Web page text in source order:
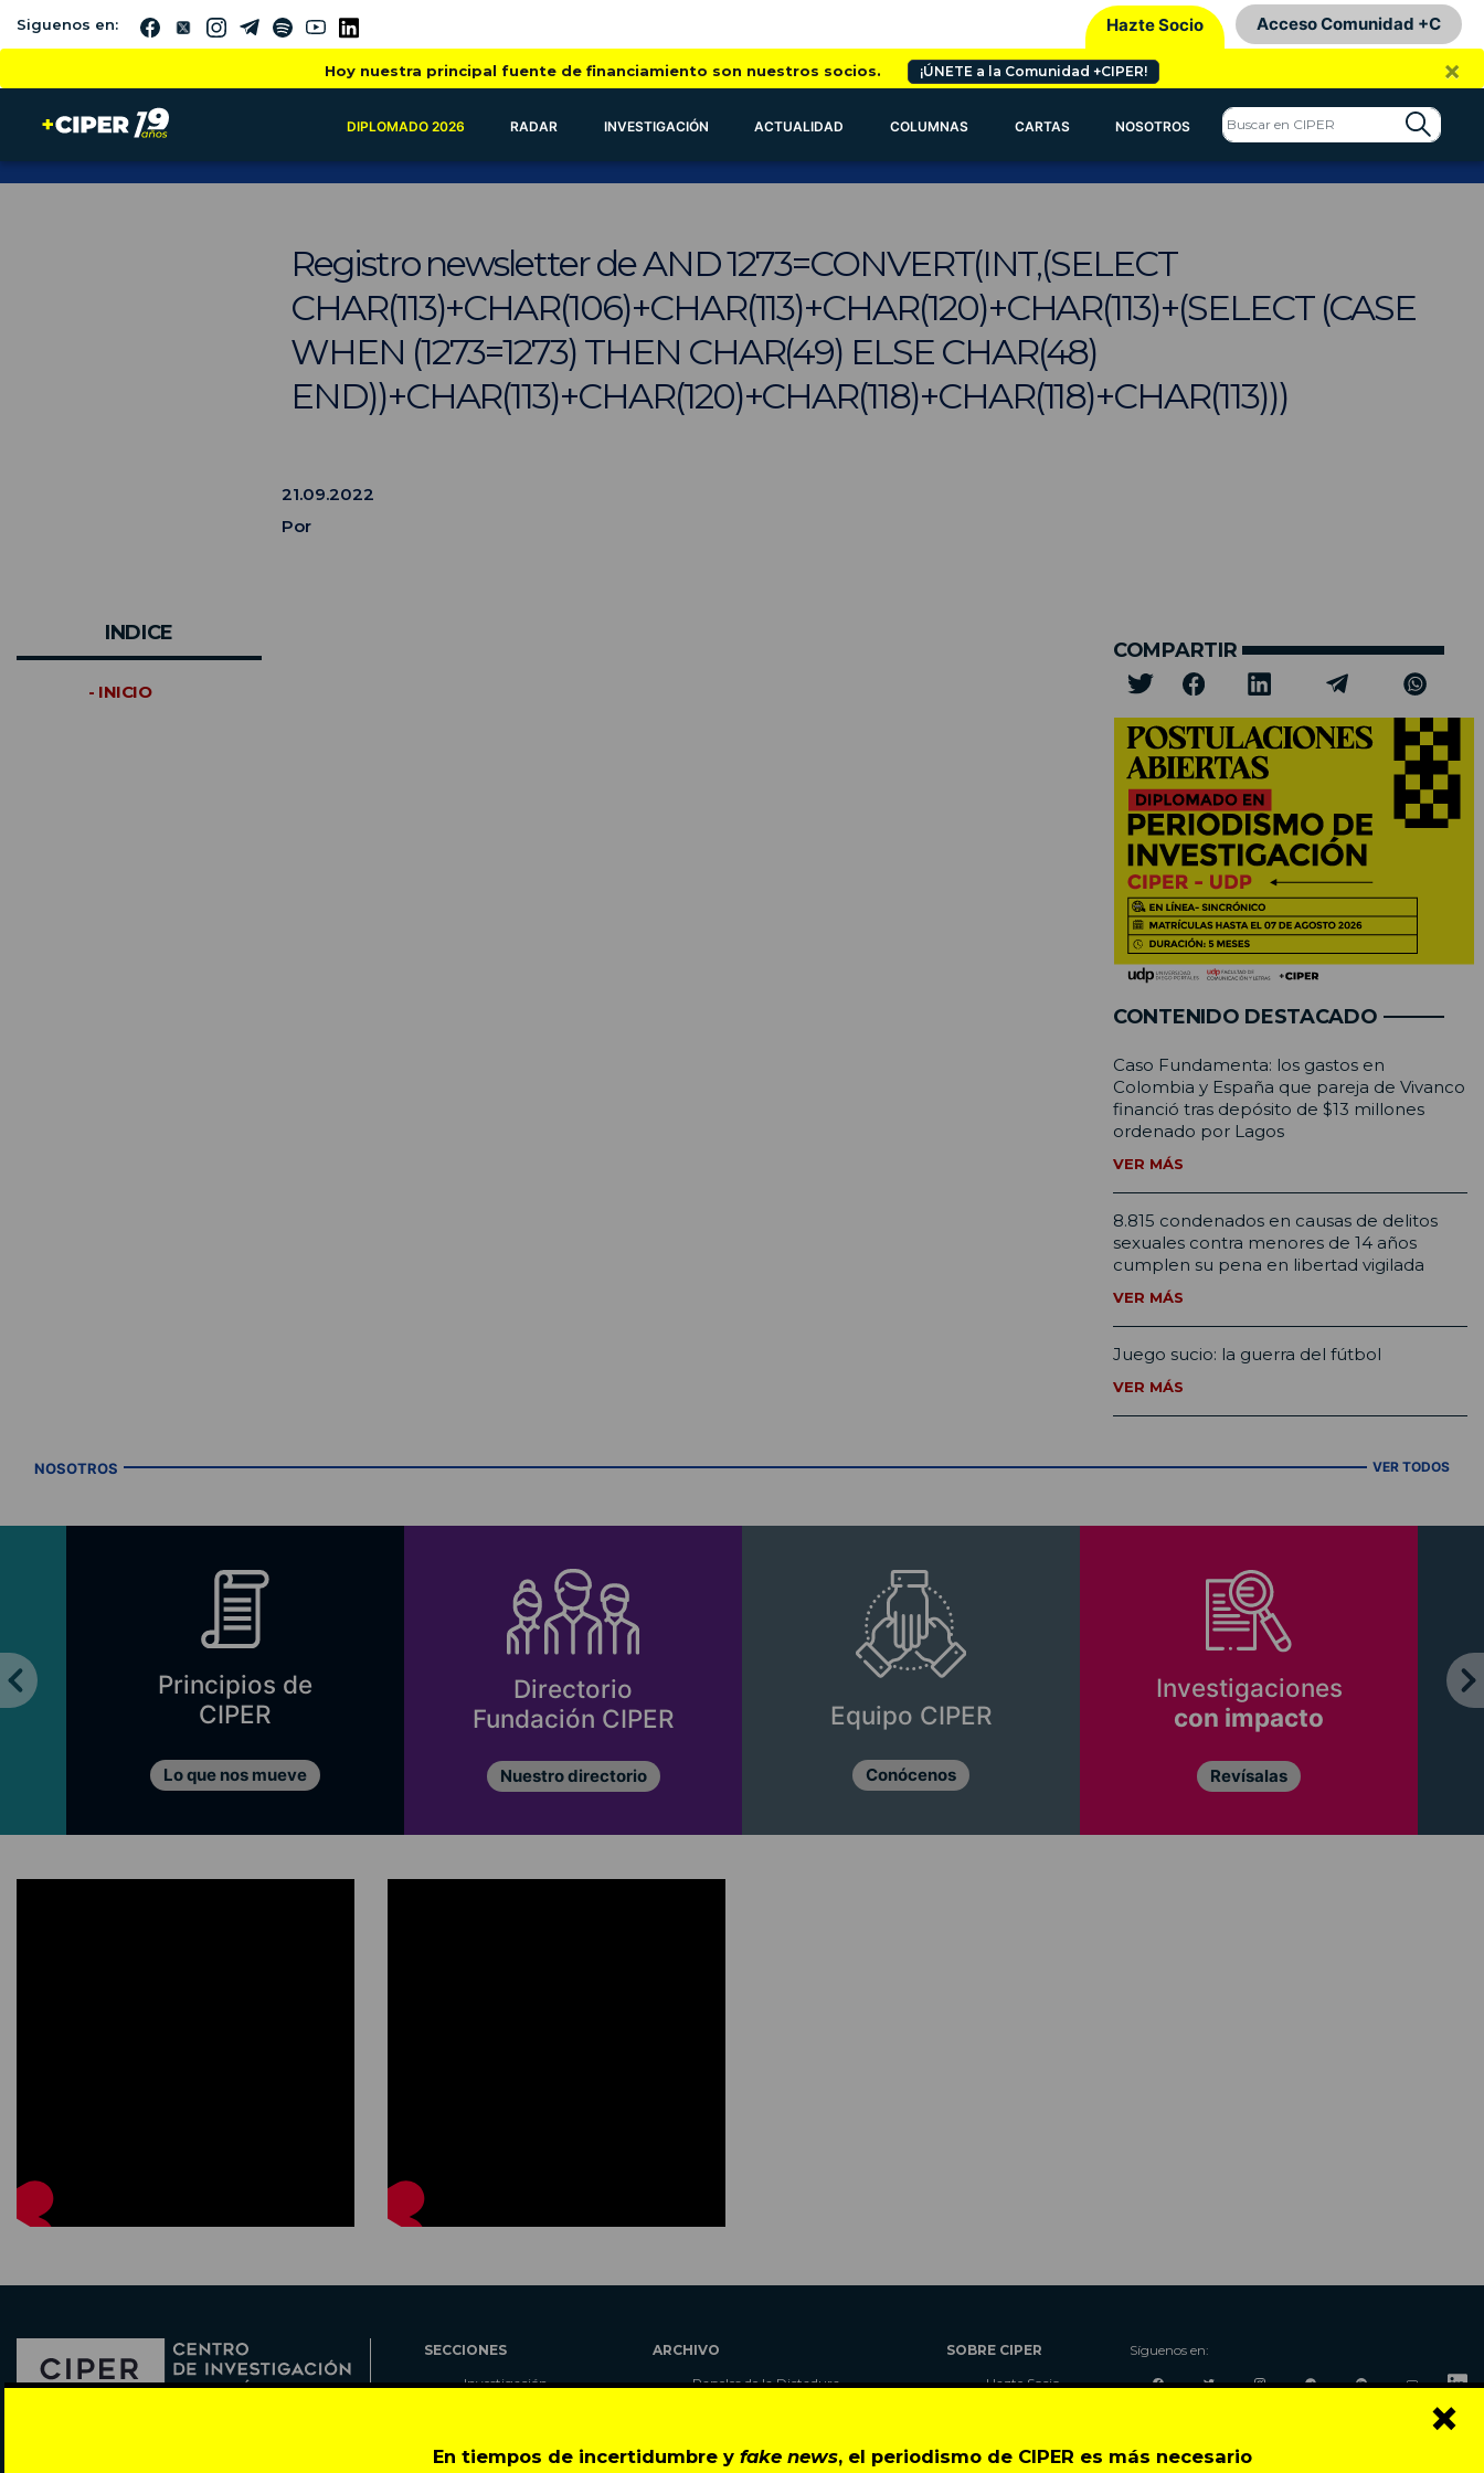
En tiempos de incertidumbre yfake news, el periodismo de CIPER es más necesario
×
Siguenos en: Hazte Socio Acceso Comunidad +C
Hoy nuestra principal fuente de financiamiento son nuestros socios. ¡ÚNETE a la Comunidad +CIPER! ×
DIPLOMADO 2026 RADAR INVESTIGACIÓN ACTUALIDAD COLUMNAS CARTAS NOSOTROS
Registro newsletter de AND 1273=CONVERT(INT,(SELECT
CHAR(113)+CHAR(106)+CHAR(113)+CHAR(120)+CHAR(113)+(SELECT (CASE
WHEN (1273=1273) THEN CHAR(49) ELSE CHAR(48)
END))+CHAR(113)+CHAR(120)+CHAR(118)+CHAR(118)+CHAR(113)))
21.09.2022
Por
INDICE
- INICIO
COMPARTIR
CONTENIDO DESTACADO
Caso Fundamenta: los gastos en
Colombia y España que pareja de Vivanco
financió tras depósito de $13 millones
ordenado por Lagos
VER MÁS
8.815 condenados en causas de delitos
sexuales contra menores de 14 años
cumplen su pena en libertad vigilada
VER MÁS
Juego sucio: la guerra del fútbol
VER MÁS
NOSOTROS VER TODOS
Principios de
CIPER
Lo que nos mueve
Directorio
Fundación CIPER
Nuestro directorio
Equipo CIPER
Conócenos
Investigaciones
con impacto
Revísalas
SECCIONES
Investigación
Cartas
ARCHIVO
Papeles de la Dictadura
Autores
SOBRE CIPER
Hazte Socio
Contacto
Síguenos en: